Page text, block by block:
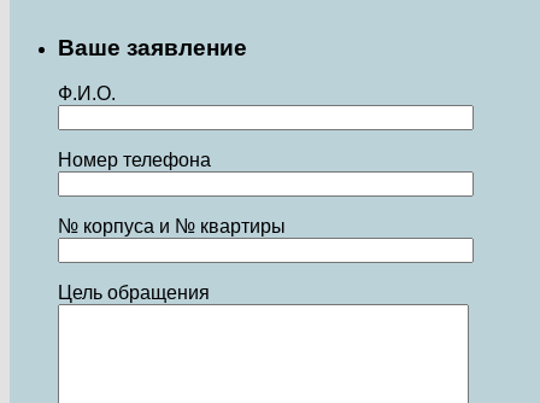
Ваше заявление
Ф.И.О.
Номер телефона
№ корпуса и № квартиры
Цель обращения